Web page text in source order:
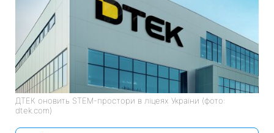
ДТЕК оновить STEM-простори в ліцеях України (фото:
dtek.com)